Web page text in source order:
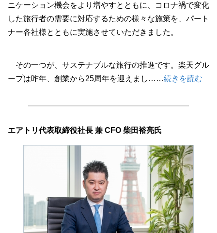
ニケーション機会をより増やすとともに、コロナ禍で変化
した旅行者の需要に対応するための様々な施策を、パート
ナー各社様とともに実施させていただきました。
その一つが、サステナブルな旅行の推進です。楽天グル
ープは昨年、創業から25周年を迎えまし……続きを読む
エアトリ代表取締役社長 兼 CFO 柴田裕亮氏